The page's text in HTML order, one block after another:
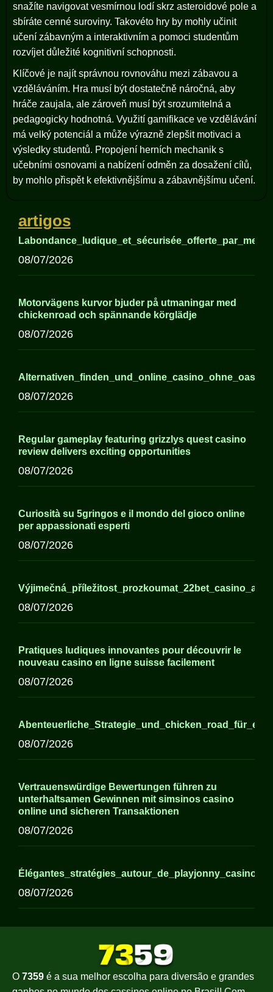
snažíte navigovat vesmírnou lodí skrz asteroidové pole a
sbíráte cenné suroviny. Takovéto hry by mohly učinit
učení zábavným a interaktivním a pomoci studentům
rozvíjet důležité kognitivní schopnosti.
Klíčové je najít správnou rovnováhu mezi zábavou a
vzděláváním. Hra musí být dostatečně náročná, aby
hráče zaujala, ale zároveň musí být srozumitelná a
pedagogicky hodnotná. Využití gamifikace ve vzdělávání
má velký potenciál a může výrazně zlepšit motivaci a
výsledky studentů. Propojení herních mechanik s
učebními osnovami a nabízení odměn za dosažení cílů,
by mohlo přispět k efektivnějšímu a zábavnějšímu učení.
artigos
08/07/2026
Motorvägens kurvor bjuder på utmaningar med
chickenroad och spännande körglädje
08/07/2026
08/07/2026
Regular gameplay featuring grizzlys quest casino
review delivers exciting opportunities
08/07/2026
Curiosità su 5gringos e il mondo del gioco online
per appassionati esperti
08/07/2026
08/07/2026
Pratiques ludiques innovantes pour découvrir le
nouveau casino en ligne suisse facilement
08/07/2026
08/07/2026
Vertrauenswürdige Bewertungen führen zu
unterhaltsamen Gewinnen mit simsinos casino
online und sicheren Transaktionen
08/07/2026
08/07/2026
O 7359 é a sua melhor escolha para diversão e grandes